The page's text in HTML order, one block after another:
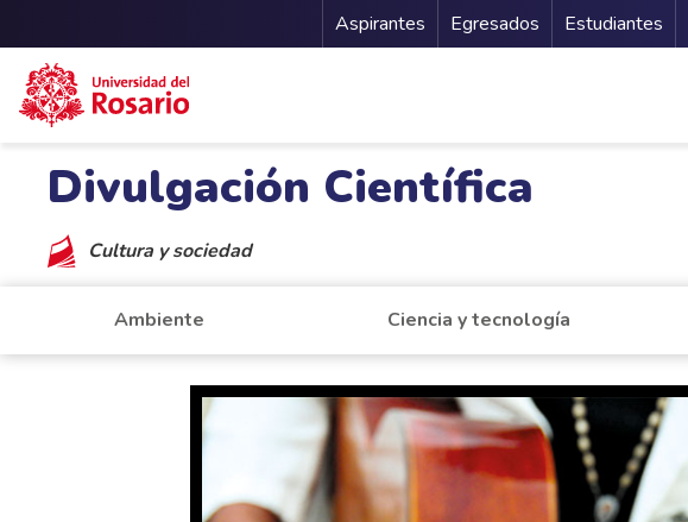
Menu Secundario
Aspirantes Egresados Estudiantes
Divulgación Científica
Cultura y sociedad
Ambiente Ciencia y tecnología